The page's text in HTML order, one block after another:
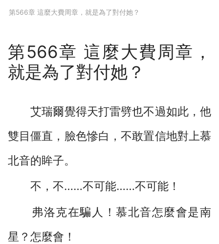
下拉閱讀上一章
第566章 這麼大費周章，
就是為了對付她？
艾瑞爾覺得天打雷劈也不過如此，他
雙目僵直，臉色慘白，不敢置信地對上慕
北音的眸子。
不，不……不可能……不可能！
弗洛克在騙人！慕北音怎麼會是南
星？怎麼會！
第566章 這麼大費周章，就是為了對付她？